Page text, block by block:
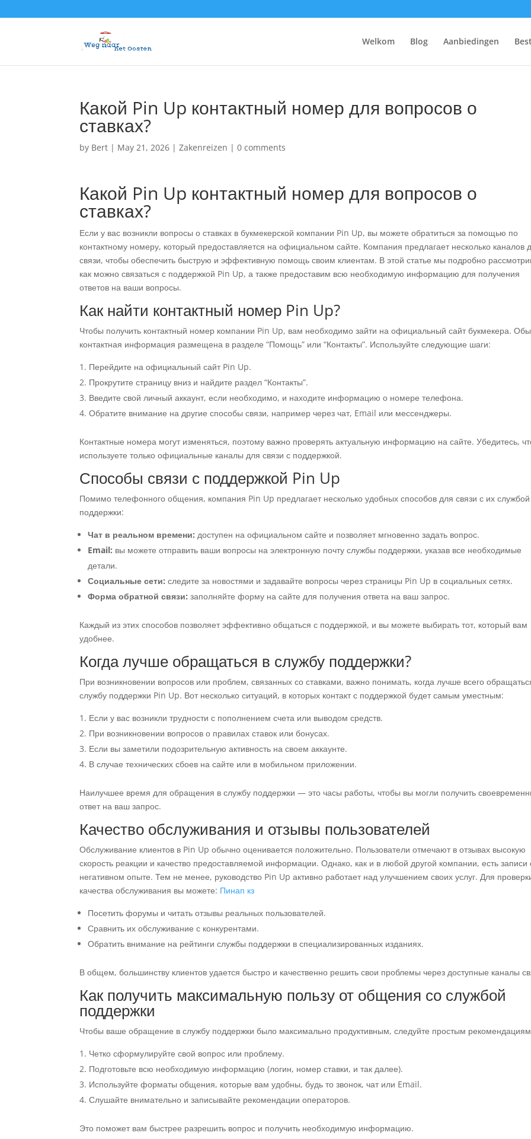
Welkom Blog Aanbiedingen
Какой Pin Up контактный номер для вопросов о
ставках?
by Bert | May 21, 2026 |Zakenreizen |0 comments
Какой Pin Up контактный номер для вопросов о
ставках?
Если у вас возникли вопросы о ставках в букмекерской компании Pin Up, вы можете обратиться за помощью по
контактному номеру, который предоставляется на официальном сайте. Компания предлагает несколько каналов
связи, чтобы обеспечить быструю и эффективную помощь своим клиентам. В этой статье мы подробно
как можно связаться с поддержкой Pin Up, а также предоставим всю необходимую информацию для получения
ответов на ваши вопросы.
Как найти контактный номер Pin Up?
Чтобы получить контактный номер компании Pin Up, вам необходимо зайти на официальный сайт букмекера.
контактная информация размещена в разделе “Помощь” или “Контакты”. Используйте следующие шаги:
Перейдите на официальный сайт Pin Up.
Прокрутите страницу вниз и найдите раздел “Контакты”.
Введите свой личный аккаунт, если необходимо, и находите информацию о номере телефона.
Обратите внимание на другие способы связи, например через чат, Email или мессенджеры.
Контактные номера могут изменяться, поэтому важно проверять актуальную информацию на сайте. Убедитесь,
используете только официальные каналы для связи с поддержкой.
Способы связи с поддержкой Pin Up
Помимо телефонного общения, компания Pin Up предлагает несколько удобных способов для связи с их службой
поддержки:
Чат в реальном времени: доступен на официальном сайте и позволяет мгновенно задать вопрос.
Email: вы можете отправить ваши вопросы на электронную почту службы поддержки, указав все необходимые
детали.
Социальные сети: следите за новостями и задавайте вопросы через страницы Pin Up в социальных сетях.
Форма обратной связи: заполняйте форму на сайте для получения ответа на ваш запрос.
Каждый из этих способов позволяет эффективно общаться с поддержкой, и вы можете выбирать тот, который вам
удобнее.
Когда лучше обращаться в службу поддержки?
При возникновении вопросов или проблем, связанных со ставками, важно понимать, когда лучше всего
службу поддержки Pin Up. Вот несколько ситуаций, в которых контакт с поддержкой будет самым уместным:
Если у вас возникли трудности с пополнением счета или выводом средств.
При возникновении вопросов о правилах ставок или бонусах.
Если вы заметили подозрительную активность на своем аккаунте.
В случае технических сбоев на сайте или в мобильном приложении.
Наилучшее время для обращения в службу поддержки — это часы работы, чтобы вы могли получить
ответ на ваш запрос.
Качество обслуживания и отзывы пользователей
Обслуживание клиентов в Pin Up обычно оценивается положительно. Пользователи отмечают в отзывах высокую
скорость реакции и качество предоставляемой информации. Однако, как и в любой другой компании, есть записи
негативном опыте. Тем не менее, руководство Pin Up активно работает над улучшением своих услуг. Для
качества обслуживания вы можете: Пинап кз
Посетить форумы и читать отзывы реальных пользователей.
Сравнить их обслуживание с конкурентами.
Обратить внимание на рейтинги службы поддержки в специализированных изданиях.
В общем, большинству клиентов удается быстро и качественно решить свои проблемы через доступные каналы
Как получить максимальную пользу от общения со службой
поддержки
Чтобы ваше обращение в службу поддержки было максимально продуктивным, следуйте простым
Четко сформулируйте свой вопрос или проблему.
Подготовьте всю необходимую информацию (логин, номер ставки, и так далее).
Используйте форматы общения, которые вам удобны, будь то звонок, чат или Email.
Слушайте внимательно и записывайте рекомендации операторов.
Это поможет вам быстрее разрешить вопрос и получить необходимую информацию.